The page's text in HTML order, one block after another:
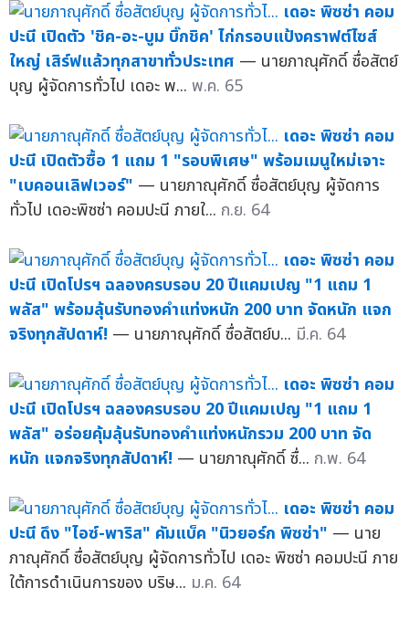
เดอะ พิซซ่า คอม
ปะนี เปิดตัว 'ชิค-อะ-บูม บิ๊กชิค' ไก่กรอบแป้งคราฟต์ไซส์
ใหญ่ เสิร์ฟแล้วทุกสาขาทั่วประเทศ — นายภาณุศักดิ์ ซื่อสัตย์
บุญ ผู้จัดการทั่วไป เดอะ พ... พ.ค. 65
เดอะ พิซซ่า คอม
ปะนี เปิดตัวซื้อ 1 แถม 1 "รอบพิเศษ" พร้อมเมนูใหม่เจาะ
"เบคอนเลิฟเวอร์" — นายภาณุศักดิ์ ซื่อสัตย์บุญ ผู้จัดการ
ทั่วไป เดอะพิซซ่า คอมปะนี ภายใ... ก.ย. 64
เดอะ พิซซ่า คอม
ปะนี เปิดโปรฯ ฉลองครบรอบ 20 ปีแคมเปญ "1 แถม 1
พลัส" พร้อมลุ้นรับทองคำแท่งหนัก 200 บาท จัดหนัก แจก
จริงทุกสัปดาห์! — นายภาณุศักดิ์ ซื่อสัตย์บ... มี.ค. 64
เดอะ พิซซ่า คอม
ปะนี เปิดโปรฯ ฉลองครบรอบ 20 ปีแคมเปญ "1 แถม 1
พลัส" อร่อยคุ้มลุ้นรับทองคำแท่งหนักรวม 200 บาท จัด
หนัก แจกจริงทุกสัปดาห์! — นายภาณุศักดิ์ ซื่... ก.พ. 64
เดอะ พิซซ่า คอม
ปะนี ดึง "ไอซ์-พาริส" คัมแบ็ค "นิวยอร์ก พิซซ่า" — นาย
ภาณุศักดิ์ ซื่อสัตย์บุญ ผู้จัดการทั่วไป เดอะ พิซซ่า คอมปะนี ภาย
ใต้การดำเนินการของ บริษ... ม.ค. 64